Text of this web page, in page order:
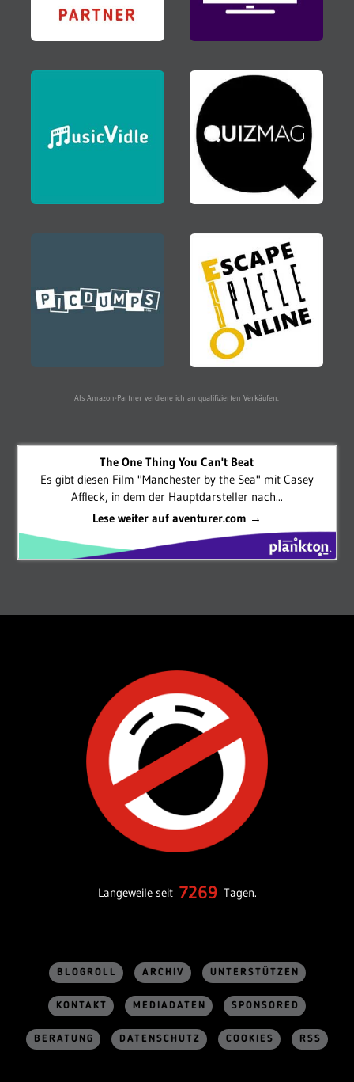
Als Amazon-Partner verdiene ich an qualifizierten Verkäufen.
The One Thing You Can't Beat
Es gibt diesen Film "Manchester by the Sea" mit Casey
Affleck, in dem der Hauptdarsteller nach...
Lese weiter auf aventurer.com →
Langeweile seit 7269 Tagen.
BLOGROLL ARCHIV UNTERSTÜTZEN
KONTAKT MEDIADATEN SPONSORED
BERATUNG DATENSCHUTZ COOKIES RSS